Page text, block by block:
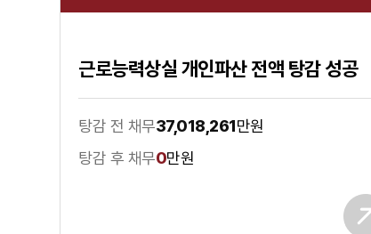
근로능력상실 개인파산 전액 탕감 성공
탕감 전 채무37,018,261만원
탕감 후 채무0만원